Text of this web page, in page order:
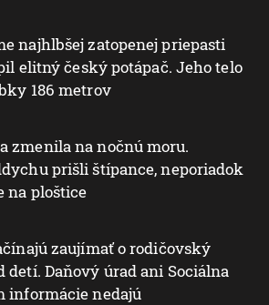
najhlbšej zatopenej priepasti
elitný český potápač. Jeho telo
186 metrov
zmenila na nočnú moru.
prišli štípance, neporiadok
na ploštice
zaujímať o rodičovský
detí. Daňový úrad ani Sociálna
informácie nedajú